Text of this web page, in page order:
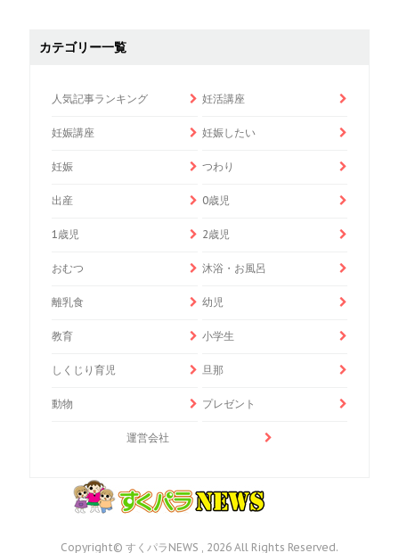
カテゴリー一覧
人気記事ランキング 妊活講座
妊娠講座 妊娠したい
妊娠 つわり
出産 0歳児
1歳児 2歳児
おむつ 沐浴・お風呂
離乳食 幼児
教育 小学生
しくじり育児 旦那
動物 プレゼント
運営会社
Copyright© すくパラNEWS , 2026 All Rights Reserved.